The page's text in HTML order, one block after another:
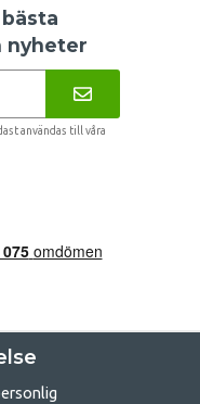
nyheter
användas till våra